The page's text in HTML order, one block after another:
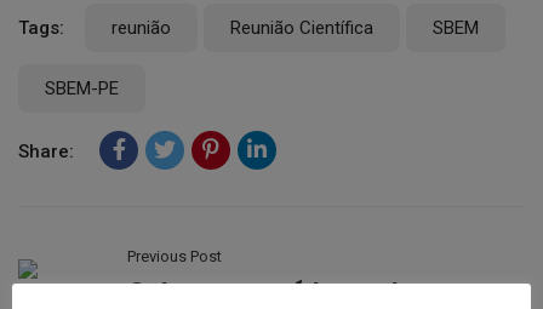
Tags: reunião Reunião Científica SBEM
SBEM-PE
Share:
Previous Post
Osteoporose é tema de